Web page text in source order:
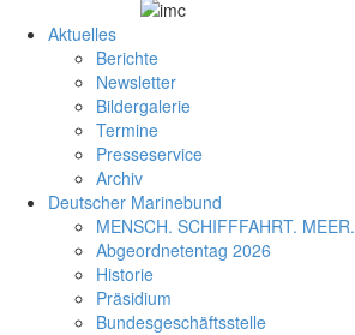
Aktuelles
Berichte
Newsletter
Bildergalerie
Termine
Presseservice
Archiv
Deutscher Marinebund
MENSCH. SCHIFFFAHRT. MEER.
Abgeordnetentag 2026
Historie
Präsidium
Bundesgeschäftsstelle